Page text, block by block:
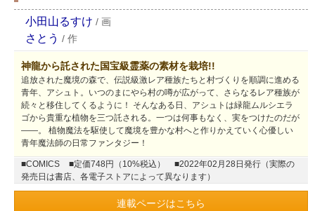
小田山るすけ / 画
さとう / 作
神龍から託された国宝級霊薬の素材を栽培!!
追放された魔境の森で、伝説級激レア種族たちと村づくりを順調に進める
青年、アシュト。いつのまにやら村の噂が広がって、さらなるレア種族が
続々と移住してくるように！ そんなある日、アシュトは緑龍ムルシエラ
ゴから貴重な植物を三つ託される。一つは何事もなく、実をつけたのだが
――。 植物魔法を駆使して魔境を豊かな村へと作りかえていく心優しい
青年魔法師の日常ファンタジー！
■COMICS ■定価748円（10%税込）
■2022年02月28日発行（実際の
発売日は書店、各電子ストアによって異なります）
連載ページはこちら